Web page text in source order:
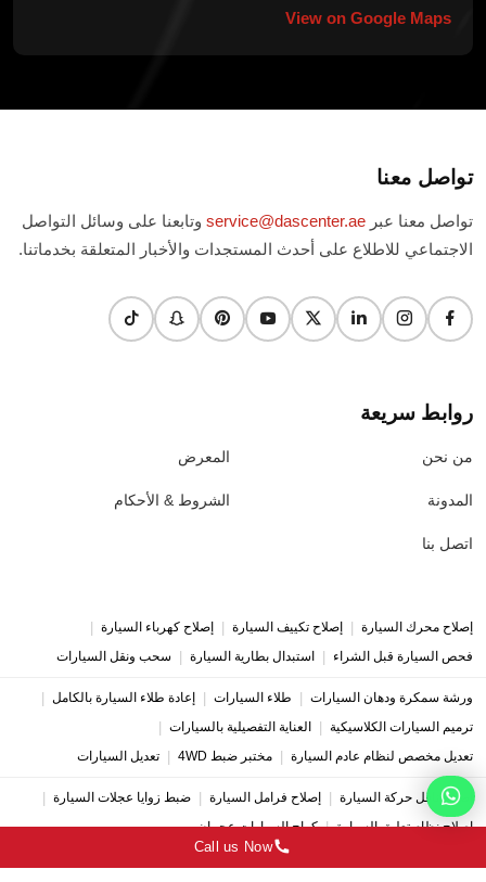
View on Google Maps
تواصل معنا
تواصل معنا عبر service@dascenter.ae وتابعنا على وسائل التواصل
الاجتماعي للاطلاع على أحدث المستجدات والأخبار المتعلقة بخدماتنا.
روابط سريعة
من نحن
المدونة
اتصل بنا
المعرض
الشروط & الأحكام
إصلاح محرك السيارة | إصلاح تكييف السيارة | إصلاح كهرباء السيارة |
فحص السيارة قبل الشراء | استبدال بطارية السيارة | سحب ونقل السيارات
ورشة سمكرة ودهان السيارات | طلاء السيارات | إعادة طلاء السيارة بالكامل |
ترميم السيارات الكلاسيكية | العناية التفصيلية بالسيارات |
تعديل مخصص لنظام عادم السيارة | مختبر ضبط 4WD | تعديل السيارات
إصلاح ناقل حركة السيارة | إصلاح فرامل السيارة | ضبط زوايا عجلات السيارة |
إصلاح نظام تعليق السيارة | كراج السيارات عجمان
Call us Now